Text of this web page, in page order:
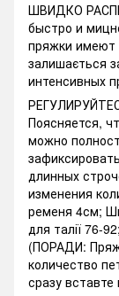
ШВИДКО
быстро и
пряжки имеют
залишається
интенсивных
Поясняется,
можно
длинных
изменения
ременя 4см;
для талії 76-
(ПОРАДИ:
количество
сразу